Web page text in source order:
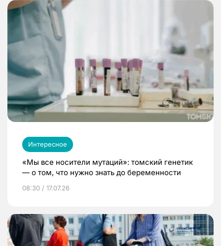
Интересное
«Мы все носители мутаций»: томский генетик
— о том, что нужно знать до беременности
08:30 / 17.07.26